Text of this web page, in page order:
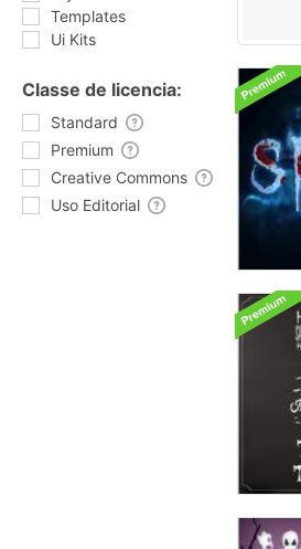
Templates
Ui Kits
Classe de licencia:
Standard
Premium
Creative Commons
Uso Editorial